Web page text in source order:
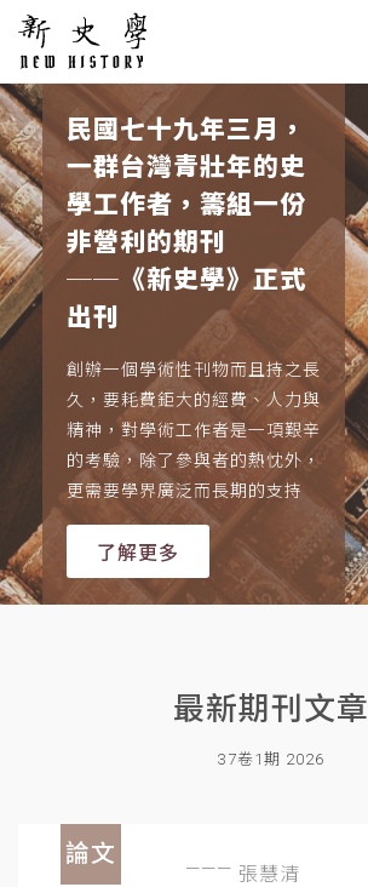
民國七十九年三月，
一群台灣青壯年的史
學工作者，籌組一份
非營利的期刊
──《新史學》正式
出刊
創辦一個學術性刊物而且持之長
久，要耗費鉅大的經費、人力與
精神，對學術工作者是一項艱辛
的考驗，除了參與者的熱忱外，
更需要學界廣泛而長期的支持
了解更多
最新期刊文章
37卷1期 2026
論文
張慧清